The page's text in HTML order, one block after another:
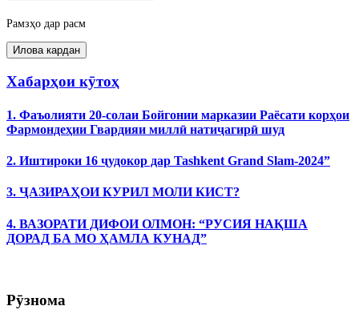
Рамзҳо дар расм
Хабарҳои кӯтоҳ
1. Фаъолияти 20-солаи Бойгонии марказии Раёсати корҳои
Фармондеҳии Гвардияи миллӣ натиҷагирӣ шуд
2. Иштироки 16 ҷудокор дар Tashkent Grand Slam-2024”
3. ҶАЗИРАҲОИ КУРИЛ МОЛИ КИСТ?
4. ВАЗОРАТИ ДИФОИ ОЛМОН: “РУСИЯ НАҚША
ДОРАД БА МО ҲАМЛА КУНАД”
Рӯзнома